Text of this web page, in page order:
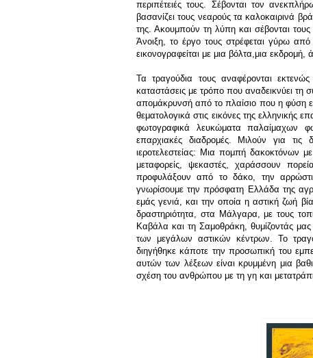
περιπέτειές τους. Σέβονται τον
βασανίζει τους νεαρούς τα καλοκαιρινά
της. Ακουμπούν τη λύπη και σέβονται
Άνοιξη, το έργο τους στρέφεται γύρω
εικονογραφείται με μια βόλτα,μια
Τα τραγούδια τους αναφέρονται
καταστάσεις με τρόπο που αναδεικνύει τη
απομάκρυνσή από το πλαίσιο που η φύση
θεματολογικά στις εικόνες της ελληνικής
φωτογραφικά λευκώματα παλαίμαχων
επαρχιακές διαδρομές. Μιλούν για τις
ιεροτελεστείας: Μια πομπή δακοκτόνων
μεταφορείς, ψεκαστές, χαράσσουν
προφυλάξουν από το δάκο, την
γνωρίσουμε την πρόσφατη Ελλάδα της
εμάς γενιά, και την οποία η αστική ζωή
δραστηριότητα, στα Μάλγαρα, με τους
Καβάλα και τη Σαμοθράκη, θυμίζοντάς
των μεγάλων αστικών κέντρων. Το
διηγήθηκε κάποτε την προσωπική του
αυτών των λέξεων είναι κρυμμένη μια
σχέση του ανθρώπου με τη γη και